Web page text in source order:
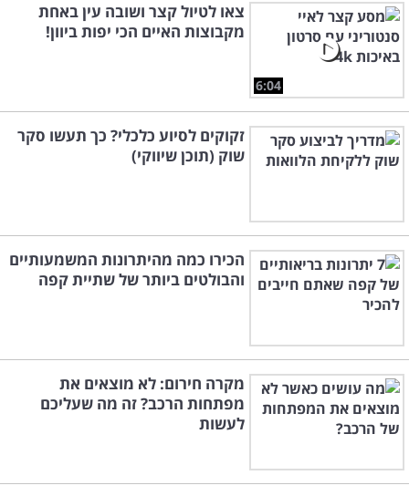
6:04
צאו לטיול קצר ושובה עין באחת
מקבוצות האיים הכי יפות ביוון!
זקוקים לסיוע כלכלי? כך תעשו סקר
שוק (תוכן שיווקי)
הכירו כמה מהיתרונות המשמעותיים
והבולטים ביותר של שתיית קפה
מקרה חירום: לא מוצאים את
מפתחות הרכב? זה מה שעליכם
לעשות